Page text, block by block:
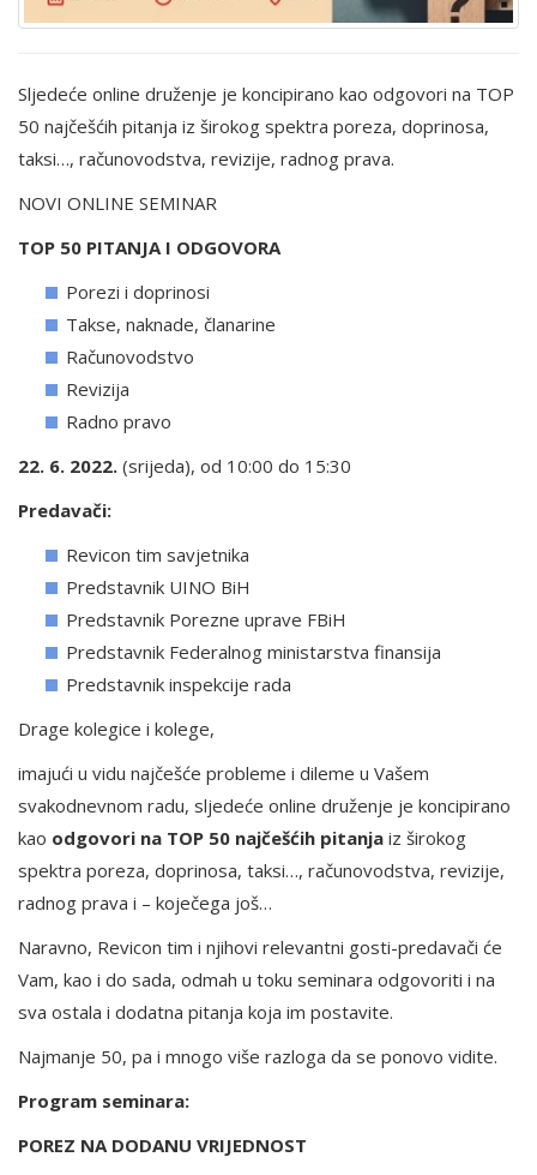
Sljedeće online druženje je koncipirano kao odgovori na TOP
50 najčešćih pitanja iz širokog spektra poreza, doprinosa,
taksi…, računovodstva, revizije, radnog prava.
NOVI ONLINE SEMINAR
TOP 50 PITANJA I ODGOVORA
Porezi i doprinosi
Takse, naknade, članarine
Računovodstvo
Revizija
Radno pravo
22. 6. 2022. (srijeda), od 10:00 do 15:30
Predavači:
Revicon tim savjetnika
Predstavnik UINO BiH
Predstavnik Porezne uprave FBiH
Predstavnik Federalnog ministarstva finansija
Predstavnik inspekcije rada
Drage kolegice i kolege,
imajući u vidu najčešće probleme i dileme u Vašem
svakodnevnom radu, sljedeće online druženje je koncipirano
kao odgovori na TOP 50 najčešćih pitanja iz širokog
spektra poreza, doprinosa, taksi…, računovodstva, revizije,
radnog prava i – koječega još…
Naravno, Revicon tim i njihovi relevantni gosti-predavači će
Vam, kao i do sada, odmah u toku seminara odgovoriti i na
sva ostala i dodatna pitanja koja im postavite.
Najmanje 50, pa i mnogo više razloga da se ponovo vidite.
Program seminara:
POREZ NA DODANU VRIJEDNOST